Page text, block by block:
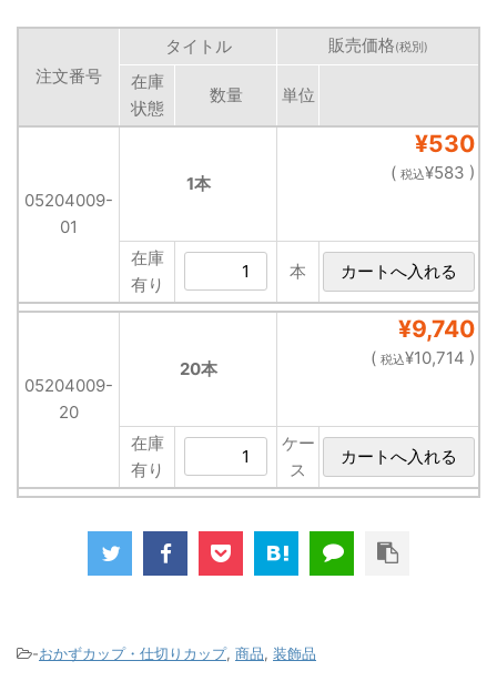
注文番号
タイトル 販売価格(税別)
在庫
状態
数量 単位
05204009-
01
1本
¥530
( 税込¥583 )
在庫
有り
本
05204009-
20
20本
¥9,740
( 税込¥10,714 )
在庫
有り
ケー
ス
-おかずカップ・仕切りカップ, 商品, 装飾品